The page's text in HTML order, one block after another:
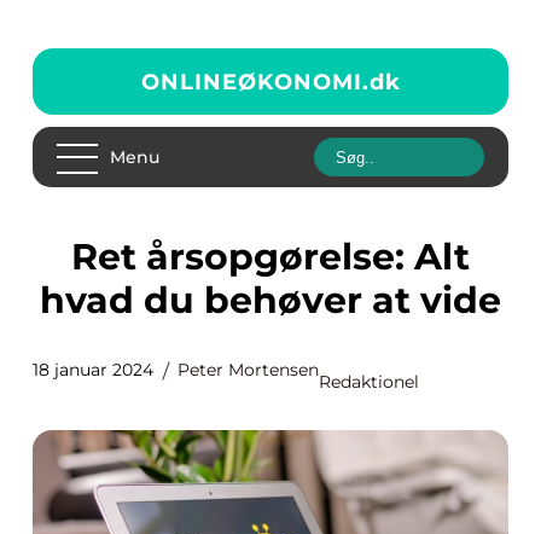
ONLINEØKONOMI.dk
Menu
Ret årsopgørelse: Alt
hvad du behøver at vide
18 januar 2024 Peter Mortensen
Redaktionel